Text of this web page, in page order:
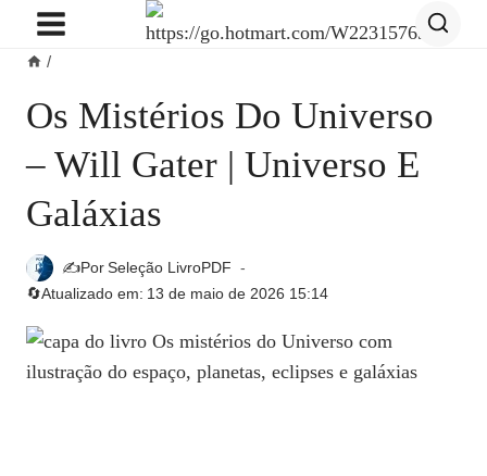
Pular
Conteúdo
/
Os Mistérios Do Universo
– Will Gater | Universo E
Galáxias
✍️PorSeleção LivroPDF
🔄Atualizado em: 13 de maio de 2026 15:14